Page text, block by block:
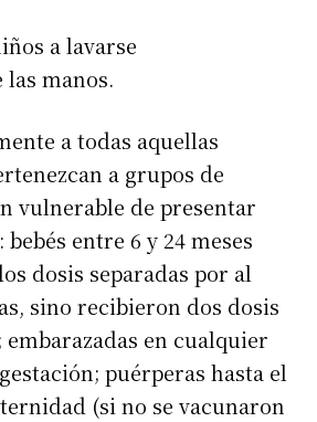
a lavarse
manos.
a todas aquellas
a grupos de
vulnerable de presentar
entre 6 y 24 meses
dosis separadas por al
sino recibieron dos dosis
en cualquier
puérperas hasta el
(si no se vacunaron